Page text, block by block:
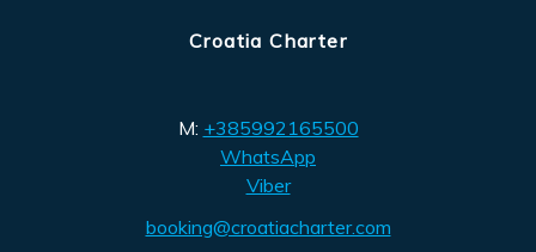
Croatia Charter
M: +385992165500
WhatsApp
Viber
booking@croatiacharter.com